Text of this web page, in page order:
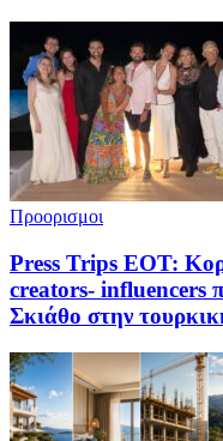
Προορισμοι
Press Trips EΟΤ:
creators- influencers
Σκιάθο στην